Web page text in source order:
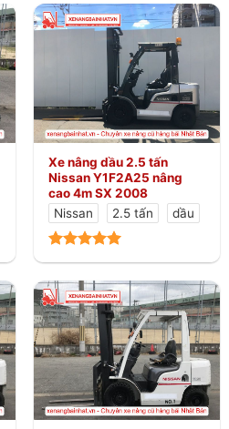
Xe nâng dầu 2.5 tấn
Nissan Y1F2A25 nâng
cao 4m SX 2008
Nissan
2.5 tấn dầu